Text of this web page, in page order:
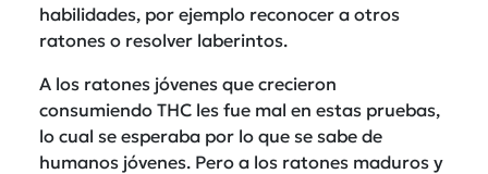
habilidades, por ejemplo reconocer a otros
ratones o resolver laberintos.
A los ratones jóvenes que crecieron
consumiendo THC les fue mal en estas pruebas,
lo cual se esperaba por lo que se sabe de
humanos jóvenes. Pero a los ratones maduros y